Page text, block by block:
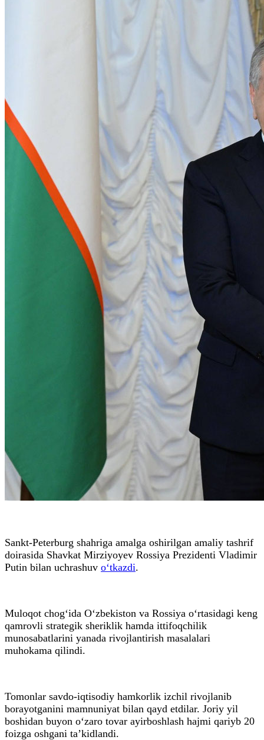
Sankt-Peterburg shahriga amalga oshirilgan amaliy tashrif
doirasida Shavkat Mirziyoyev Rossiya Prezidenti Vladimir
Putin bilan uchrashuv o‘tkazdi.
Muloqot chog‘ida O‘zbekiston va Rossiya o‘rtasidagi keng
qamrovli strategik sheriklik hamda ittifoqchilik
munosabatlarini yanada rivojlantirish masalalari
muhokama qilindi.
Tomonlar savdo-iqtisodiy hamkorlik izchil rivojlanib
borayotganini mamnuniyat bilan qayd etdilar. Joriy yil
boshidan buyon o‘zaro tovar ayirboshlash hajmi qariyb 20
foizga oshgani ta’kidlandi.